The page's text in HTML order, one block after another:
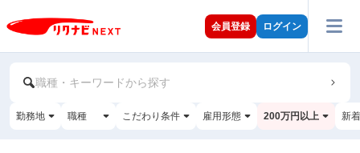
会員登録 ログイン
職種・キーワードから探す
勤務地 職種 こだわり条件 雇用形態 200万円以上 新